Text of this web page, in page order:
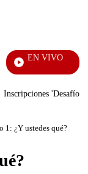
EN VIVO
Caracol
Inscripciones 'Desafío'
1: ¿Y ustedes qué?